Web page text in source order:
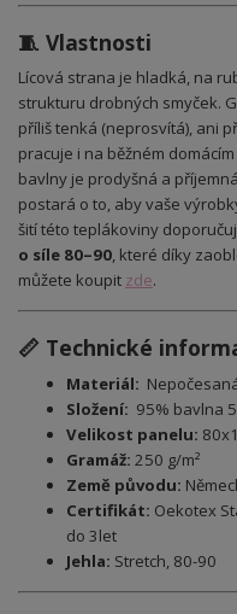
🧵 Vlastnosti
Lícová strana je hladká, na
strukturu drobných smyček.
příliš tenká (neprosvítá), ani
pracuje i na běžném
bavlny je prodyšná a
postará o to, aby vaše
šití této teplákoviny
o síle 80–90, které díky
můžete koupit zde.
📏 Technické
Materiál:
Složení: 95% bavlna
Velikost panelu:
Gramáž: 250 g/m²
Země původu:
Certifikát: Oekotex
do 3let
Jehla: Stretch, 80-90